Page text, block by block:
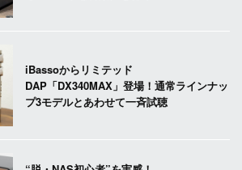
iBassoからリミテッド
DAP「DX340MAX」登場！通常ラインナッ
プ3モデルとあわせて一斉試聴